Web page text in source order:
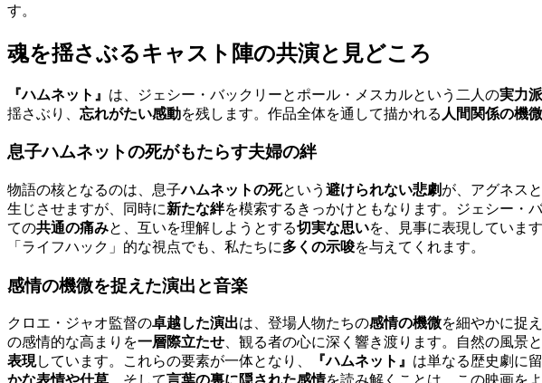
す。
魂を揺さぶるキャスト陣の共演と見どころ
『ハムネット』 は、ジェシー・バックリーとポール・メスカルという二人の実力
揺さぶり、 忘れがたい感動を残します。作品全体を通して描かれる 人間関係の機微
息子ハムネットの死がもたらす夫婦の絆
物語の核となるのは、息子ハムネットの死という 避けられない悲劇 が、アグネス
生じさせますが、同時に新たな絆を模索するきっかけともなります。ジェシー・
ての共通の痛みと、互いを理解しようとする切実な思いを、見事に表現していま
「ライフハック」的な視点でも、私たちに多くの示唆を与えてくれます。
感情の機微を捉えた演出と音楽
クロエ・ジャオ監督の卓越した演出は、登場人物たちの感情の機微を細やかに捉
の感情的な高まりを一層際立たせ 、観る者の心に深く響き渡ります。自然の風景
表現しています。これらの要素が一体となり、 『ハムネット』 は単なる歴史劇に